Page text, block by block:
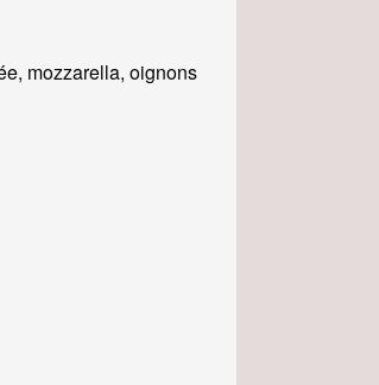
mozzarella, oignons